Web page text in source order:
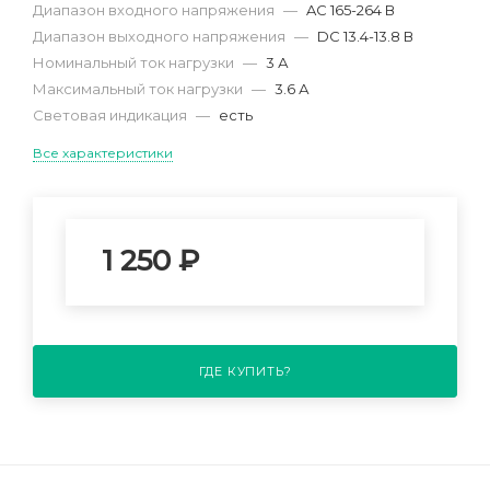
1 250 ₽
ГДЕ КУПИТЬ?
Диапазон входного напряжения — AC 165-264 В
Диапазон выходного напряжения — DC 13.4-13.8 В
Номинальный ток нагрузки — 3 А
Максимальный ток нагрузки — 3.6 А
Световая индикация — есть
Все характеристики